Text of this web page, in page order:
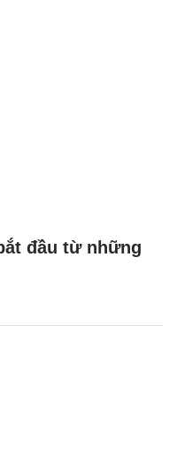
đầu từ những